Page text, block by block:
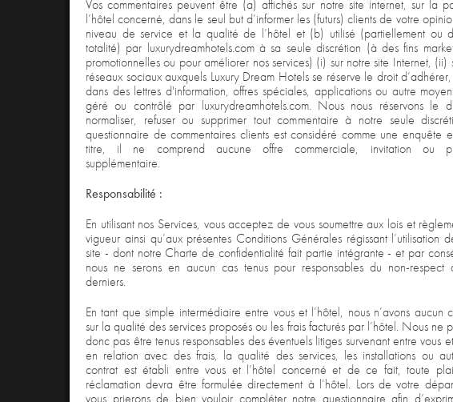
Vos commentaires peuvent être (a) affichés sur notre site internet, sur la
l’hôtel concerné, dans le seul but d’informer les (futurs) clients de votre
niveau de service et la qualité de l’hôtel et (b) utilisé (partiellement ou
totalité) par luxurydreamhotels.com à sa seule discrétion (à des fins
promotionnelles ou pour améliorer nos services) (i) sur notre site Internet, (ii)
réseaux sociaux auxquels Luxury Dream Hotels se réserve le droit
dans des lettres d'information, offres spéciales, applications ou autre
géré ou contrôlé par luxurydreamhotels.com. Nous nous réservons le
normaliser, refuser ou supprimer tout commentaire à notre seule
questionnaire de commentaires clients est considéré comme une enquête
titre, il ne comprend aucune offre commerciale, invitation ou
supplémentaire.
Responsabilité :
En utilisant nos Services, vous acceptez de vous soumettre aux lois et
vigueur ainsi qu’aux présentes Conditions Générales régissant l’utilisation
site - dont notre Charte de confidentialité fait partie intégrante - et par
nous ne serons en aucun cas tenus pour responsables du non-respect
derniers.
En tant que simple intermédiaire entre vous et l’hôtel, nous n’avons aucun
sur la qualité des services proposés ou les frais facturés par l’hôtel. Nous ne
donc pas être tenus responsables des éventuels litiges survenant entre vous
en relation avec des frais, la qualité des services, les installations ou
contrat est établi entre vous et l’hôtel concerné et de ce fait, toute
réclamation devra être formulée directement à l’hôtel. Lors de votre
vous prierons de bien vouloir compléter notre questionnaire afin